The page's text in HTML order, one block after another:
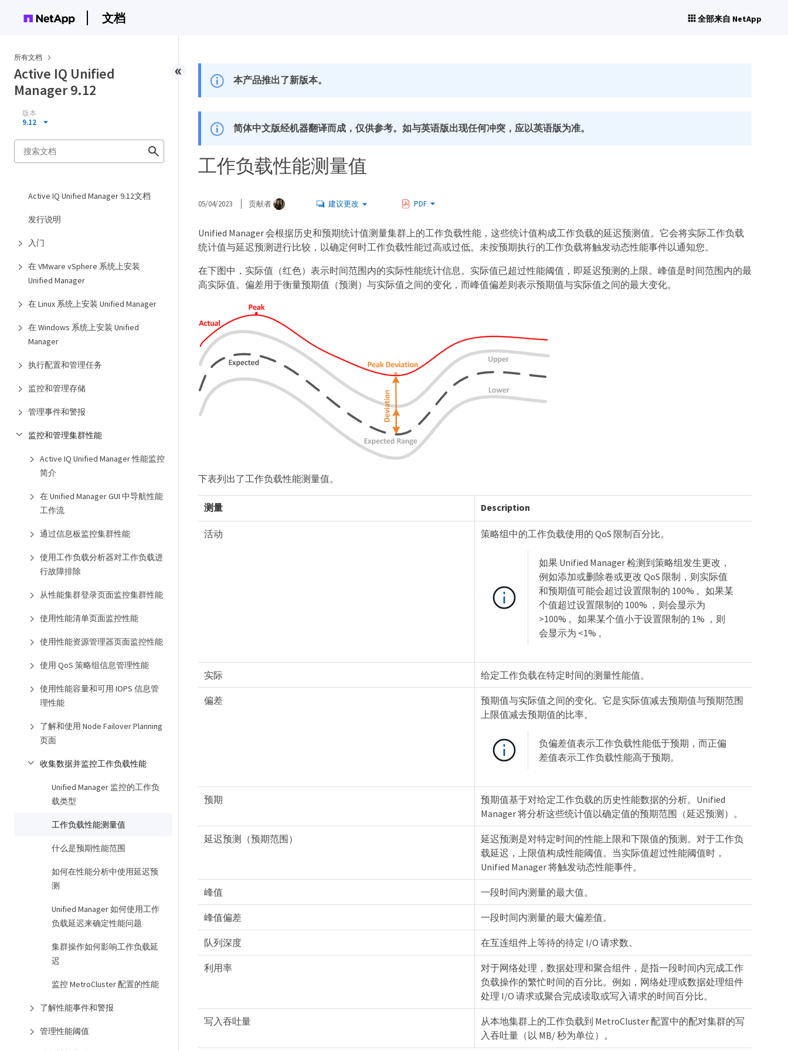
文档 全部来自 NetApp
所有文档
Active IQ Unified
Manager 9.12
版本
9.12
Active IQ Unified Manager 9.12文档
发行说明
入门
在 VMware vSphere 系统上安装
Unified Manager
在 Linux 系统上安装 Unified Manager
在 Windows 系统上安装 Unified
Manager
执行配置和管理任务
监控和管理存储
管理事件和警报
监控和管理集群性能
Active IQ Unified Manager 性能监控
简介
在 Unified Manager GUI 中导航性能
工作流
通过信息板监控集群性能
使用工作负载分析器对工作负载进
行故障排除
从性能集群登录页面监控集群性能
使用性能清单页面监控性能
使用性能资源管理器页面监控性能
使用 QoS 策略组信息管理性能
使用性能容量和可用 IOPS 信息管
理性能
了解和使用 Node Failover Planning
页面
收集数据并监控工作负载性能
Unified Manager 监控的工作负
载类型
工作负载性能测量值
什么是预期性能范围
如何在性能分析中使用延迟预
测
Unified Manager 如何使用工作
负载延迟来确定性能问题
集群操作如何影响工作负载延
迟
监控 MetroCluster 配置的性能
了解性能事件和警报
管理性能阈值
本产品推出了新版本。
简体中文版经机器翻译而成，仅供参考。如与英语版出现任何冲突，应以英语版为准。
工作负载性能测量值
05/04/2023 贡献者 建议更改 PDF
Unified Manager 会根据历史和预期统计值测量集群上的工作负载性能，这些统计值构成工作负载的延迟预测值。它会将实际工作负载
统计值与延迟预测进行比较，以确定何时工作负载性能过高或过低。未按预期执行的工作负载将触发动态性能事件以通知您。
在下图中，实际值（红色）表示时间范围内的实际性能统计信息。实际值已超过性能阈值，即延迟预测的上限。峰值是时间范围内的最
高实际值。偏差用于衡量预期值（预测）与实际值之间的变化，而峰值偏差则表示预期值与实际值之间的最大变化。
下表列出了工作负载性能测量值。
测量 Description
活动 策略组中的工作负载使用的 QoS 限制百分比。
如果 Unified Manager 检测到策略组发生更改，
例如添加或删除卷或更改 QoS 限制，则实际值
和预期值可能会超过设置限制的 100% 。如果某
个值超过设置限制的 100% ，则会显示为
>100% 。如果某个值小于设置限制的 1% ，则
会显示为 <1% 。
实际 给定工作负载在特定时间的测量性能值。
偏差
预期值与实际值之间的变化。它是实际值减去预期值与预期范围
上限值减去预期值的比率。
负偏差值表示工作负载性能低于预期，而正偏
差值表示工作负载性能高于预期。
预期
预期值基于对给定工作负载的历史性能数据的分析。Unified
Manager 将分析这些统计值以确定值的预期范围（延迟预测）。
延迟预测（预期范围）
延迟预测是对特定时间的性能上限和下限值的预测。对于工作负
载延迟，上限值构成性能阈值。当实际值超过性能阈值时，
Unified Manager 将触发动态性能事件。
峰值 一段时间内测量的最大值。
峰值偏差 一段时间内测量的最大偏差值。
队列深度 在互连组件上等待的待定 I/O 请求数。
利用率
对于网络处理，数据处理和聚合组件，是指一段时间内完成工作
负载操作的繁忙时间的百分比。例如，网络处理或数据处理组件
处理 I/O 请求或聚合完成读取或写入请求的时间百分比。
写入吞吐量
从本地集群上的工作负载到 MetroCluster 配置中的配对集群的写
入吞吐量（以 MB/ 秒为单位）。